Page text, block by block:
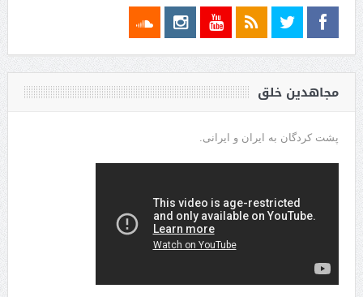
مجاهدین خلق
پشت کردگان به ایران و ایرانی.